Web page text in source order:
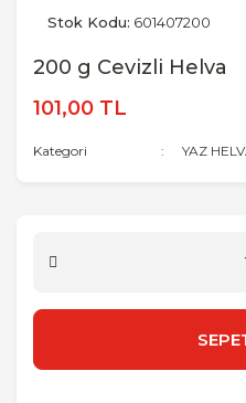
Stok Kodu: 601407200
200 g Cevizli Helva
101,00 TL
Kategori YAZ